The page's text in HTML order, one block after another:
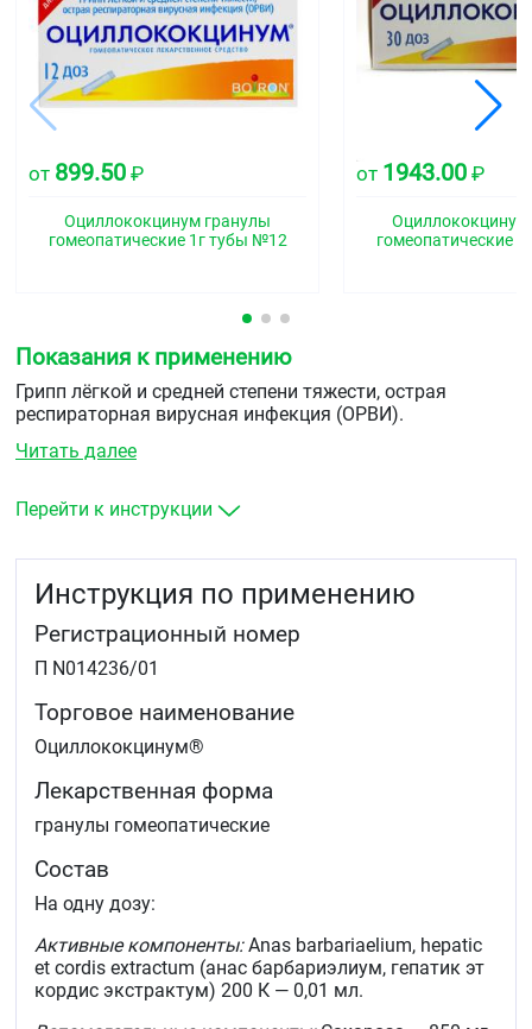
от 899.50 ₽
Оциллококцинум гранулы
гомеопатические 1г тубы №12
от 1943.00 ₽
Оциллококцинум
гомеопатические
Показания к применению
Грипп лёгкой и средней степени тяжести, острая
респираторная вирусная инфекция (ОРВИ).
Читать далее
Перейти к инструкции
Инструкция по применению
Регистрационный номер
П N014236/01
Торговое наименование
Оциллококцинум®
Лекарственная форма
гранулы гомеопатические
Состав
На одну дозу:
Активные компоненты:Anas barbariaelium, hepatic
et cordis extractum (анас барбариэлиум, гепатик эт
кордис экстрактум) 200 К — 0,01 мл.